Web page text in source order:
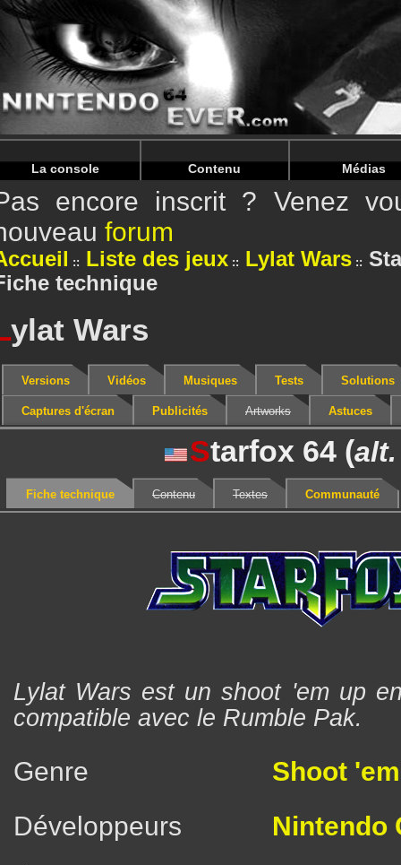
Warning: Undefined array key "HTTP_REFERER" in /
Warning: Undefined array key "HTTP_REFERER" in /
La console Contenu Médias
encore inscrit ? Venez
forum
Liste des jeux Lylat Wars
technique
ylat Wars
Versions Vidéos Musiques Tests Solutions
Captures d'écran Publicités Artworks Astuces
Starfox 64 (
Fiche technique Contenu Textes Communauté
Lylat Wars est un shoot 'em up
compatible avec le Rumble Pak.
Genre
Shoot
Développeurs
Nintendo